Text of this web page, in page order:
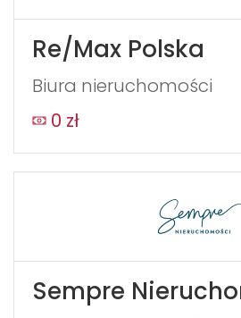
Re/Max Polska
Biura nieruchomości
0 zł
Sempre